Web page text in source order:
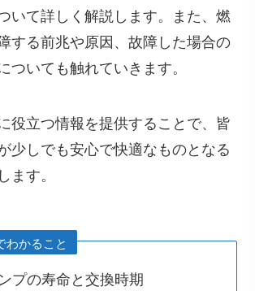
いて詳しく解説します。また、燃
する前兆や原因、故障した場合の
ついても触れていきます。
役立つ情報を提供することで、皆
少しでも安心で快適なものとなる
ます。
わかること
プの寿命と交換時期